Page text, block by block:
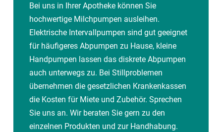
Bei uns in Ihrer Apotheke können Sie
hochwertige Milchpumpen ausleihen.
Elektrische Intervallpumpen sind gut geeignet
für häufigeres Abpumpen zu Hause, kleine
Handpumpen lassen das diskrete Abpumpen
auch unterwegs zu. Bei Stillproblemen
übernehmen die gesetzlichen Krankenkassen
die Kosten für Miete und Zubehör. Sprechen
Sie uns an. Wir beraten Sie gern zu den
einzelnen Produkten und zur Handhabung.